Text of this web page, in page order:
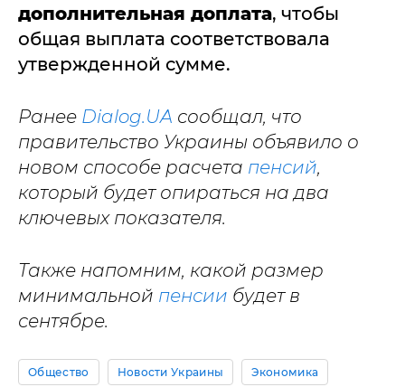
дополнительная доплата, чтобы
общая выплата соответствовала
утвержденной сумме.
Ранее Dialog.UA сообщал, что
правительство Украины объявило о
новом способе расчета пенсий,
который будет опираться на два
ключевых показателя.
Также напомним, какой размер
минимальной пенсии будет в
сентябре.
Общество Новости Украины Экономика